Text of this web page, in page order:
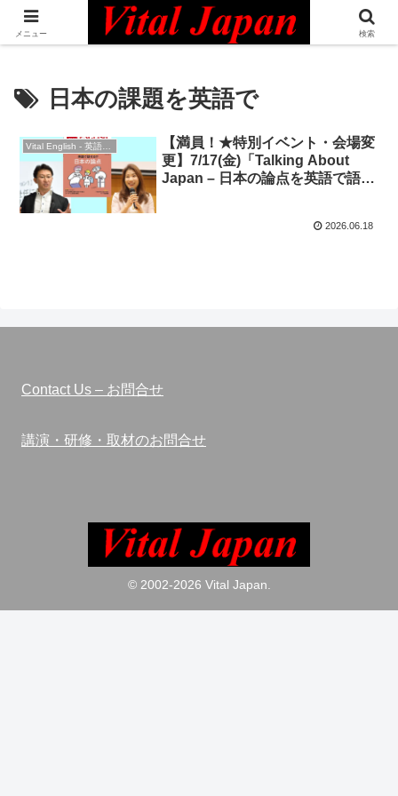
日本最大級の英語コミュニティ・Bilingual Professionals Network
日本の課題を英語で
Vital English - 英語勉強会
【満員！★特別イベント・会場変
更】7/17(金)「Talking About
Japan – 日本の論点を英語で語っ
2026.06.18
Contact Us – お問合せ
講演・研修・取材のお問合せ
© 2002-2026 Vital Japan.
メニュー 検索